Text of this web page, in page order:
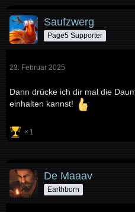
Saufzwerg
Page5 Supporter
23. Februar 2025
Dann drücke ich dir mal die
einhalten kannst!
1
De Maaav
Earthborn